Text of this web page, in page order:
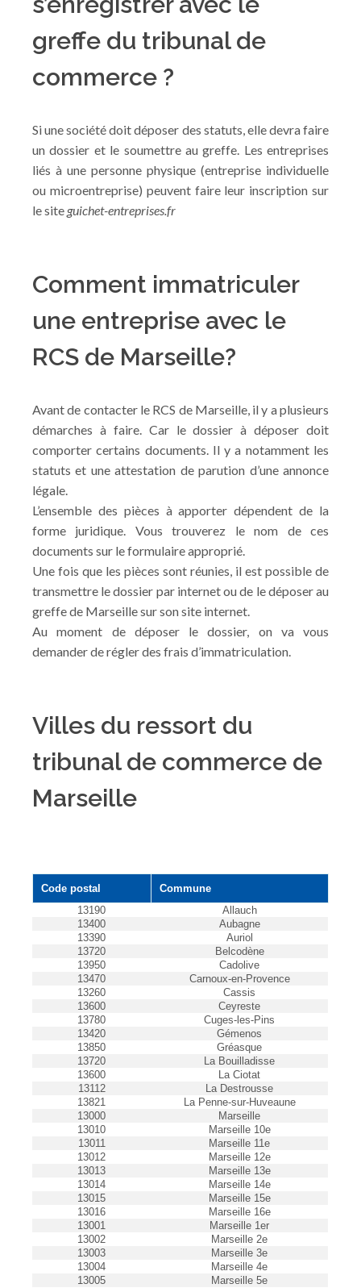
greffe du tribunal de
commerce ?
Si une société doit déposer des statuts, elle devra faire
un dossier et le soumettre au greffe. Les entreprises
liés à une personne physique (entreprise individuelle
ou microentreprise) peuvent faire leur inscription sur
le site guichet-entreprises.fr
Comment immatriculer
une entreprise avec le
RCS de Marseille?
Avant de contacter le RCS de Marseille, il y a plusieurs
démarches à faire. Car le dossier à déposer doit
comporter certains documents. Il y a notamment les
statuts et une attestation de parution d’une annonce
légale.
L’ensemble des pièces à apporter dépendent de la
forme juridique. Vous trouverez le nom de ces
documents sur le formulaire approprié.
Une fois que les pièces sont réunies, il est possible de
transmettre le dossier par internet ou de le déposer au
greffe de Marseille sur son site internet.
Au moment de déposer le dossier, on va vous
demander de régler des frais d’immatriculation.
Villes du ressort du
tribunal de commerce de
Marseille
Code postal
Commune
13190
Allauch
13400
Aubagne
13390
Auriol
13720
Belcodène
13950
Cadolive
13470
Carnoux-en-Provence
13260
Cassis
13600
Ceyreste
13780
Cuges-les-Pins
13420
Gémenos
13850
Gréasque
13720
La Bouilladisse
13600
La Ciotat
13112
La Destrousse
13821
La Penne-sur-Huveaune
13000
Marseille
13010
Marseille 10e
13011
Marseille 11e
13012
Marseille 12e
13013
Marseille 13e
13014
Marseille 14e
13015
Marseille 15e
13016
Marseille 16e
13001
Marseille 1er
13002
Marseille 2e
13003
Marseille 3e
13004
Marseille 4e
13005
Marseille 5e